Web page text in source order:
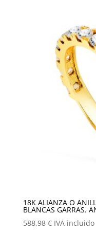
18K ALIANZA O
BLANCAS GARRAS.
588,98 € IVA incluido